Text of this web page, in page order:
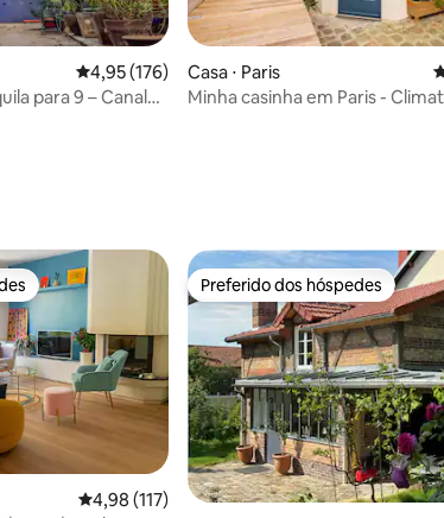
avaliações4,95 de uma avaliação média de 5, 176
4,95 (176)
para 9 – Canal
Casa ⋅ Paris
Minha casinha em Paris -
4,98 de uma avaliação média de 5, 117
4,98 (117)
Preferido dos hóspedes
Preferido dos hóspedes